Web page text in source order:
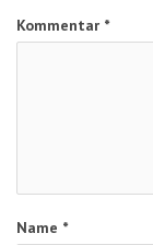
Kommentar *
Name *